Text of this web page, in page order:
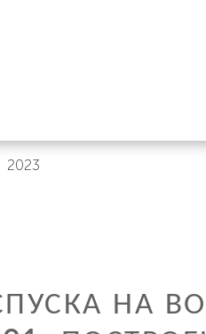
2023
НА